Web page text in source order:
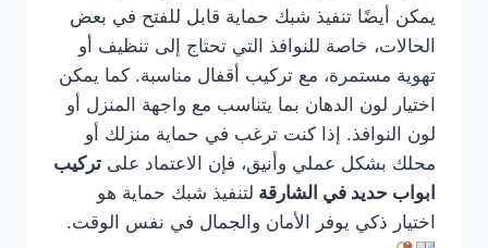
يمكن أيضًا تنفيذ شبك حماية قابل للفتح في بعض
الحالات، خاصة للنوافذ التي تحتاج إلى تنظيف أو
تهوية مستمرة، مع تركيب أقفال مناسبة. كما يمكن
اختيار لون الدهان بما يتناسب مع واجهة المنزل أو
لون النوافذ. إذا كنت ترغب في حماية منزلك أو
محلك بشكل عملي وأنيق، فإن الاعتماد على تركيب
ابواب حديد في الشارقة لتنفيذ شبك حماية هو
اختيار ذكي يوفر الأمان والجمال في نفس الوقت.